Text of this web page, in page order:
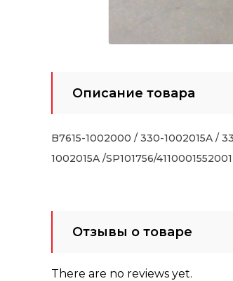
Описание товара
B7615-1002000 / 330-1002015A /
1002015A /SP101756/4110001552001
Отзывы о товаре
There are no reviews yet.